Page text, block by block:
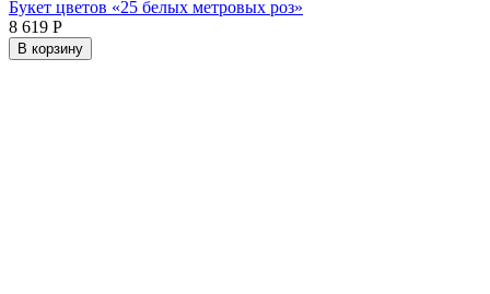
Букет цветов «25 белых метровых роз»
8 619 Р
В корзину